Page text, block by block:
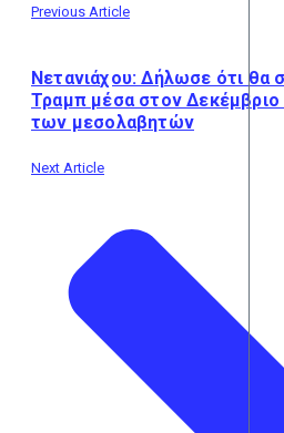
Previous Article
Νετανιάχου: Δήλωσε ότι θα
Τραμπ μέσα στον
των μεσολαβητών
Next Article